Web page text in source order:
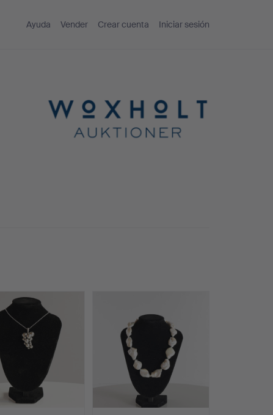
Ayuda Vender Crear cuenta Iniciar sesión